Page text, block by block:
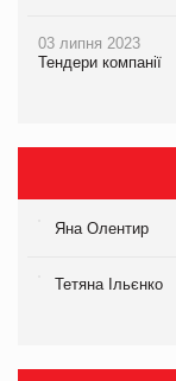
03 липня 2023
Тендери компанії
Яна Олентир
Тетяна Ільєнко